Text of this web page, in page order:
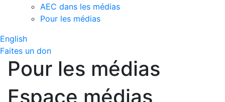
AEC dans les médias
Pour les médias
English
Faites un don
Pour les médias
Espace médias